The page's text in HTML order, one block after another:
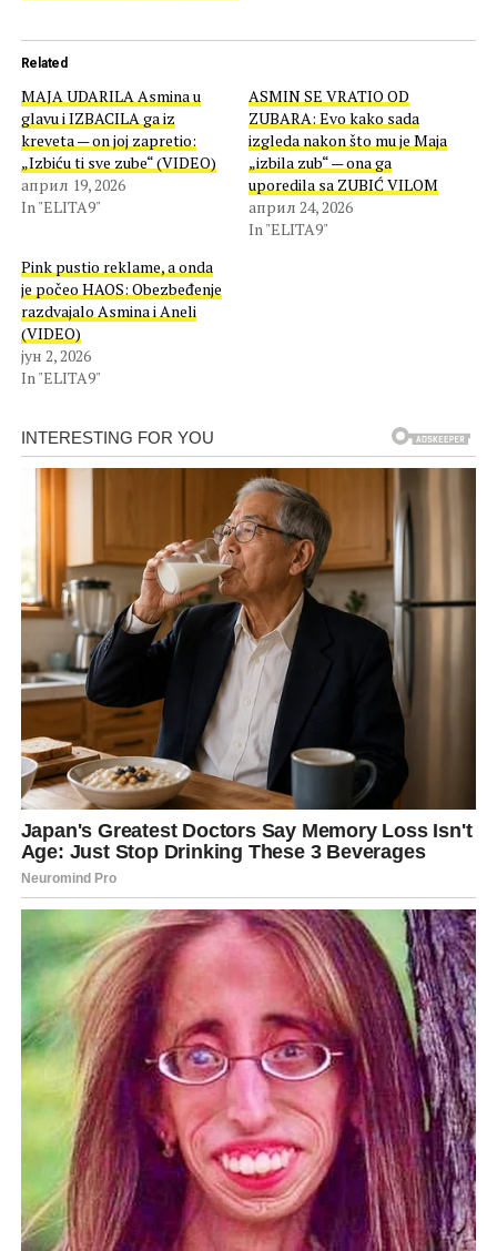
Related
MAJA UDARILA Asmina u
glavu i IZBACILA ga iz
kreveta — on joj zapretio:
„Izbiću ti sve zube“ (VIDEO)
април 19, 2026
In "ELITA9"
ASMIN SE VRATIO OD
ZUBARA: Evo kako sada
izgleda nakon što mu je Maja
„izbila zub“ — ona ga
uporedila sa ZUBIĆ VILOM
април 24, 2026
In "ELITA9"
Pink pustio reklame, a onda
je počeo HAOS: Obezbeđenje
razdvajalo Asmina i Aneli
(VIDEO)
јун 2, 2026
In "ELITA9"